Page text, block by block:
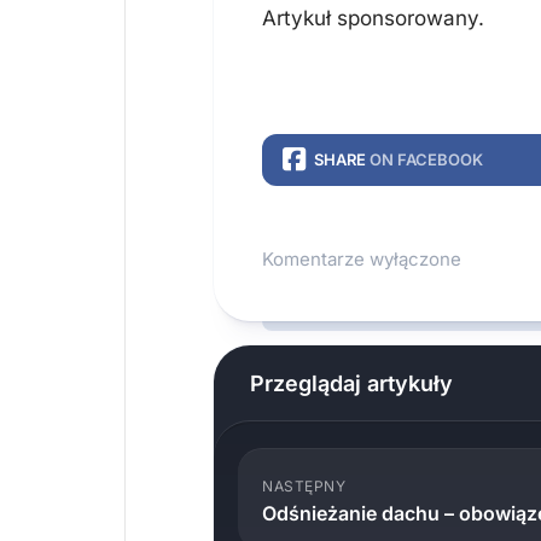
Artykuł sponsorowany.
SHARE ON FACEBOOK
Komentarze wyłączone
Przeglądaj artykuły
NASTĘPNY
Odśnieżanie dachu –